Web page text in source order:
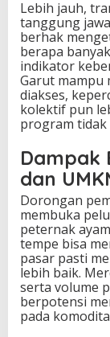
Lebih jauh,
tanggung
berhak
berapa
indikator
Garut mampu
diakses,
kolektif pun
program tidak
Dampak
dan
Dorongan
membuka
peternak
tempe bisa
pasar pasti
lebih baik.
serta volume
berpotensi
pada